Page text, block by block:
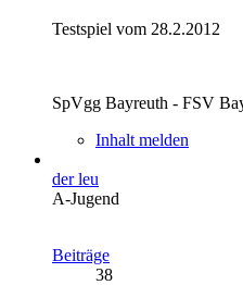
Testspiel vom 28.2.2012
SpVgg Bayreuth - FSV
Inhalt melden
der leu
A-Jugend
Beiträge
38